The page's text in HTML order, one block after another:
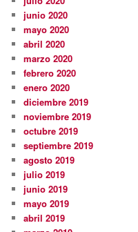
junio 2020
mayo 2020
abril 2020
marzo 2020
febrero 2020
enero 2020
diciembre 2019
noviembre 2019
octubre 2019
septiembre 2019
agosto 2019
julio 2019
junio 2019
mayo 2019
abril 2019